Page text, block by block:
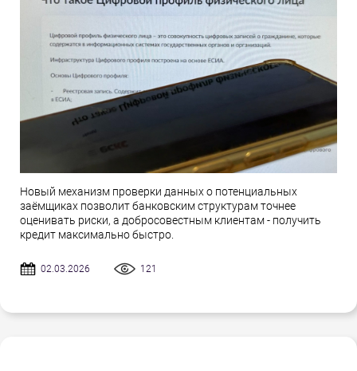
Новый механизм проверки данных о потенциальных
заёмщиках позволит банковским структурам точнее
оценивать риски, а добросовестным клиентам - получить
кредит максимально быстро.
02.03.2026 121